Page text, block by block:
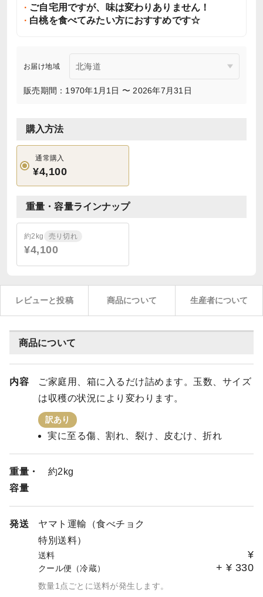
ご自宅用ですが、味は変わりありません！
白桃を食べてみたい方におすすめです☆
お届け地域
販売期間：1970年1月1日 〜 2026年7月31日
購入方法
通常購入
¥4,100
重量・容量ラインナップ
約2kg 売り切れ
¥4,100
レビューと投稿 商品について 生産者について
商品について
内容
ご家庭用、箱に入るだけ詰めます。玉数、サイズ
は収穫の状況により変わります。
訳あり
実に至る傷、割れ、裂け、皮むけ、折れ
重量・
容量
約2kg
発送
ヤマト運輸（食べチョク
特別送料）
送料 ¥
クール便（冷蔵） + ¥ 330
数量1点ごとに送料が発生します。